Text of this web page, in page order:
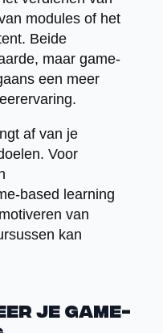
modules of het
Beide
maar game-
een meer
af van je
Voor
based learning
van
kan
je game-